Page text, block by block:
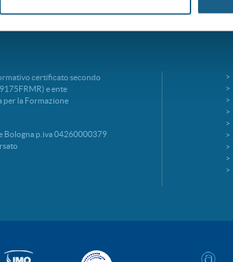
certificato secondo
e ente
per la Formazione
Bologna p.iva 04260000379